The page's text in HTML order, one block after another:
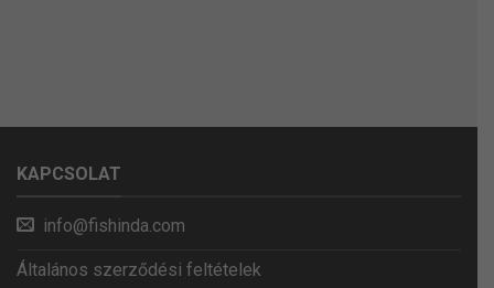
KAPCSOLAT
info@fishinda.com
Általános szerződési feltételek